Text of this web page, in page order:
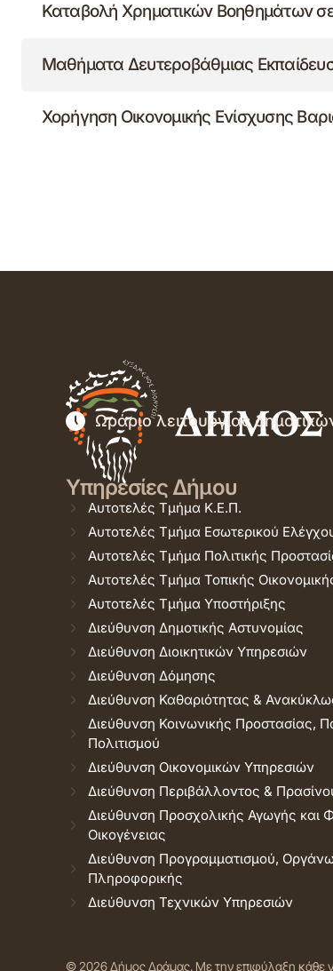
Καταβολή Χρηματικών Βοηθημάτων
Μαθήματα Δευτεροβάθμιας
Χορήγηση Οικονομικής Ενίσχυσης
Ωράριο λειτουργίας
Υπηρεσίες Δήμου
Αυτοτελές Τμήμα Κ.Ε.Π.
Αυτοτελές Τμήμα Εσωτερικού
Αυτοτελές Τμήμα Πολιτικής
Αυτοτελές Τμήμα Τοπικής
Αυτοτελές Τμήμα Υποστήριξης
Διεύθυνση Δημοτικής Αστυνομίας
Διεύθυνση Διοικητικών Υπηρεσιών
Διεύθυνση Δόμησης
Διεύθυνση Καθαριότητας &
Διεύθυνση Κοινωνικής Προστασίας,
Πολιτισμού
Διεύθυνση Οικονομικών Υπηρεσιών
Διεύθυνση Περιβάλλοντος &
Διεύθυνση Προσχολικής Αγωγής και
Οικογένειας
Διεύθυνση Προγραμματισμού,
Πληροφορικής
Διεύθυνση Τεχνικών Υπηρεσιών
© 2026 Δήμος Δράμας. Με την επιφύλαξη κάθε